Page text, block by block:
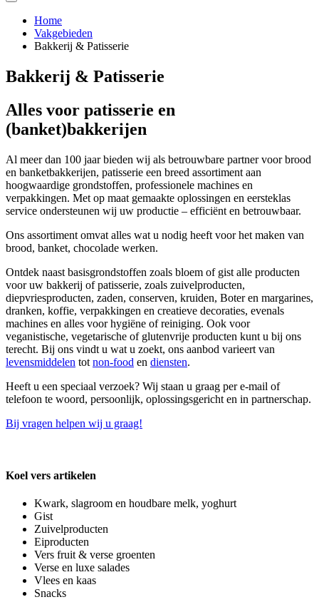
Home
Vakgebieden
Bakkerij & Patisserie
Bakkerij & Patisserie
Alles voor patisserie en
(banket)bakkerijen
Al meer dan 100 jaar bieden wij als betrouwbare partner voor brood
en banketbakkerijen, patisserie een breed assortiment aan
hoogwaardige grondstoffen, professionele machines en
verpakkingen. Met op maat gemaakte oplossingen en eersteklas
service ondersteunen wij uw productie – efficiënt en betrouwbaar.
Ons assortiment omvat alles wat u nodig heeft voor het maken van
brood, banket, chocolade werken.
Ontdek naast basisgrondstoffen zoals bloem of gist alle producten
voor uw bakkerij of patisserie, zoals zuivelproducten,
diepvriesproducten, zaden, conserven, kruiden, Boter en margarines,
dranken, koffie, verpakkingen en creatieve decoraties, evenals
machines en alles voor hygiëne of reiniging. Ook voor
veganistische, vegetarische of glutenvrije producten kunt u bij ons
terecht. Bij ons vindt u wat u zoekt, ons aanbod varieert van
levensmiddelen tot non-food en diensten.
Heeft u een speciaal verzoek? Wij staan u graag per e-mail of
telefoon te woord, persoonlijk, oplossingsgericht en in partnerschap.
Bij vragen helpen wij u graag!
Koel vers artikelen
Kwark, slagroom en houdbare melk, yoghurt
Gist
Zuivelproducten
Eiproducten
Vers fruit & verse groenten
Verse en luxe salades
Vlees en kaas
Snacks